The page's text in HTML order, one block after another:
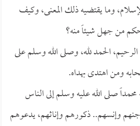
وما يقتضيه ذلك المعنى، وكيف
من جهل شيئاً منه؟
الحمد لله، وصلى الله وسلم على
ومن اهتدى بهداه.
محمداً صلى الله عليه وسلم إلى الناس
وإنسهم.. ذكورهم وإناثهم، يدعوهم